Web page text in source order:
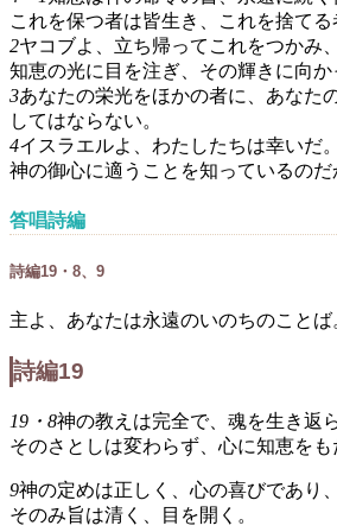
これを保つ者は皆生き、これを捨てる
2ヤコブよ、立ち帰ってこれをつかみ、
知恵の光に目を注ぎ、その輝きに向か
3あなたの栄光をほかの者に、あなた
してはならない。
4イスラエルよ、わたしたちは幸いだ。
神の御心に適うことを知っているのだ
答唱詩編
詩編19・8、9
主よ、あなたは永遠のいのちのことば
詩編19
19・8神の教えは完全で、魂を生き返ら
そのさとしは変わらず、心に知恵をも
9神の定めは正しく、心の喜びであり、
そのみ旨は清く、目を開く。